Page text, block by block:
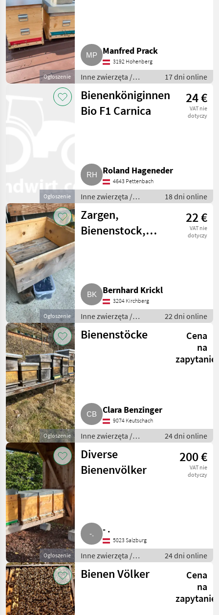
Ogłoszenie
Manfred Prack
3192 Hohenberg
Inne zwierzęta /
Pszczoły i
pszczelarstwo
17 dni online
Ogłoszenie
Bienenköniginnen
Bio F1 Carnica
24 €
VAT nie
dotyczy
Roland Hageneder
4643 Pettenbach
Inne zwierzęta /
Pszczoły i
pszczelarstwo
18 dni online
Ogłoszenie
Zargen,
Bienenstock,
22 €
VAT nie
dotyczy
Bernhard Krickl
3204 Kirchberg
Inne zwierzęta /
Pszczoły i
pszczelarstwo
22 dni online
Ogłoszenie
Bienenstöcke
Cena
na
zapytanie
Clara Benzinger
9074 Keutschach
Inne zwierzęta /
Pszczoły i
pszczelarstwo
24 dni online
Ogłoszenie
Diverse
Bienenvölker
200 €
VAT nie
dotyczy
- .
5023 Salzburg
Inne zwierzęta /
Pszczoły i
pszczelarstwo
24 dni online
Bienen Völker
Cena
na
zapytanie